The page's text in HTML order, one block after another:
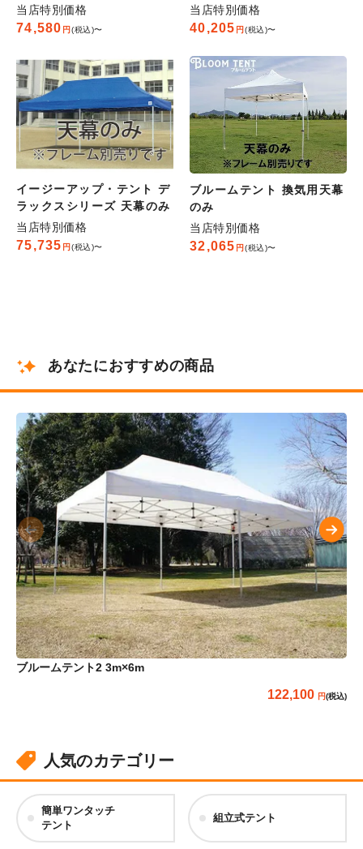
当店特別価格
74,580 税込 〜
当店特別価格
40,205 税込 〜
イージーアップ・テント デ
ラックスシリーズ 天幕のみ
当店特別価格
75,735 税込 〜
ブルームテント 換気用天幕
のみ
当店特別価格
32,065 税込 〜
あなたにおすすめの商品
ブルームテント2 3m×6m
122,100 (税込)
人気のカテゴリー
簡単ワンタッチ
テント
組立式テント